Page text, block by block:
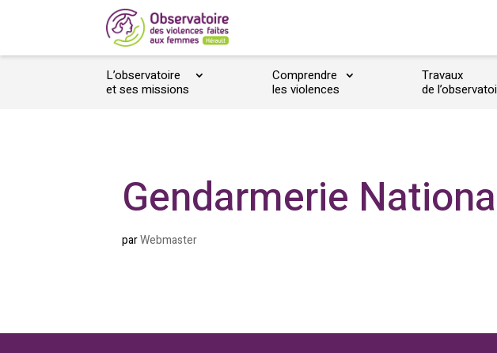
L’observatoire
et ses missions
Comprendre
les violences
Travaux
de
Gendarmerie
parWebmaster